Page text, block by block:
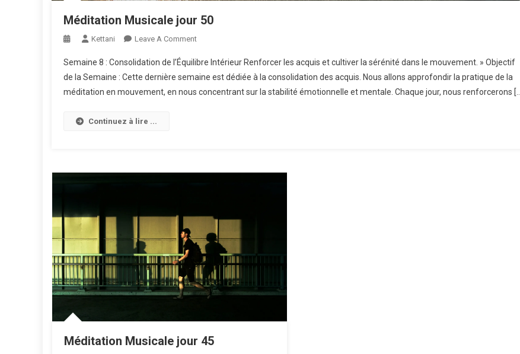
Méditation Musicale jour 50
Kettani Leave A CommentOn
Musicale
Jour
50
Semaine 8 : Consolidation de l’Équilibre Intérieur Renforcer les acquis et cultiver la sérénité dans le mouvement. » Objectif
de la Semaine : Cette dernière semaine est dédiée à la consolidation des acquis. Nous allons approfondir la pratique de la
méditation en mouvement, en nous concentrant sur la stabilité émotionnelle et mentale. Chaque jour, nous renforcerons […]
Continuez à lire ...
Méditation Musicale jour 45